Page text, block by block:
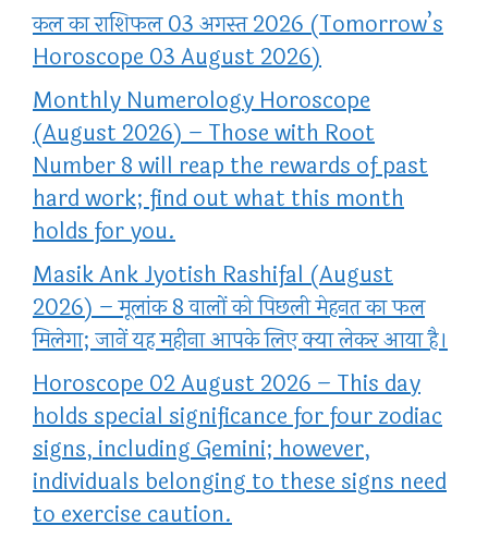
कल का राशिफल 03 अगस्त 2026 (Tomorrow’s
Horoscope 03 August 2026)
Monthly Numerology Horoscope
(August 2026) – Those with Root
Number 8 will reap the rewards of past
hard work; find out what this month
holds for you.
Masik Ank Jyotish Rashifal (August
2026) – मूलांक 8 वालों को पिछली मेहनत का फल
मिलेगा; जानें यह महीना आपके लिए क्या लेकर आया है।
Horoscope 02 August 2026 – This day
holds special significance for four zodiac
signs, including Gemini; however,
individuals belonging to these signs need
to exercise caution.